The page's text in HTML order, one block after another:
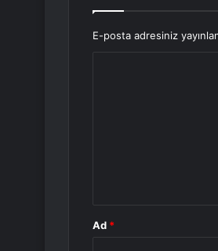
E-posta adresiniz
Ad *